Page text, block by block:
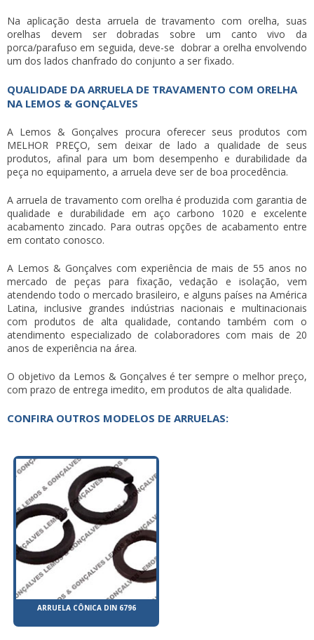
Na aplicação desta arruela de travamento com orelha, suas
orelhas devem ser dobradas sobre um canto vivo da
porca/parafuso em seguida, deve-se dobrar a orelha envolvendo
um dos lados chanfrado do conjunto a ser fixado.
QUALIDADE DA ARRUELA DE TRAVAMENTO COM ORELHA
NA LEMOS & GONÇALVES
A Lemos & Gonçalves procura oferecer seus produtos com
MELHOR PREÇO, sem deixar de lado a qualidade de seus
produtos, afinal para um bom desempenho e durabilidade da
peça no equipamento, a arruela deve ser de boa procedência.
Aarruela de travamento com orelha é produzida com garantia de
qualidade e durabilidade em aço carbono 1020 e excelente
acabamento zincado. Para outras opções de acabamento entre
em contato conosco.
A Lemos & Gonçalves com experiência de mais de 55 anos no
mercado de peças para fixação, vedação e isolação, vem
atendendo todo o mercado brasileiro, e alguns países na América
Latina, inclusive grandes indústrias nacionais e multinacionais
com produtos de alta qualidade, contando também com o
atendimento especializado de colaboradores com mais de 20
anos de experiência na área.
O objetivo da Lemos & Gonçalves é ter sempre o melhor preço,
com prazo de entrega imedito, em produtos de alta qualidade.
CONFIRA OUTROS MODELOS DE ARRUELAS:
ARRUELA CÔNICA DIN 6796